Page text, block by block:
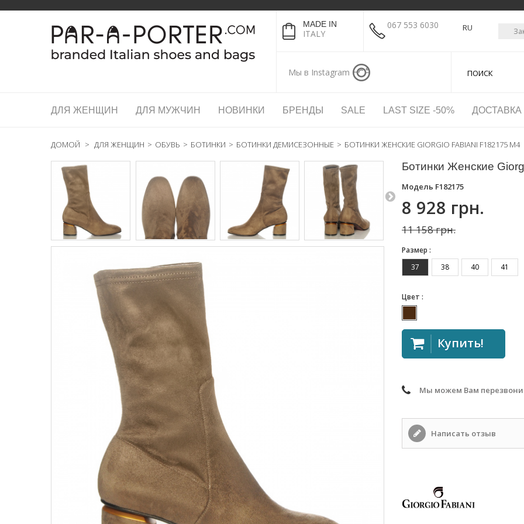
MADE IN
ITALY
067 553 6030
Мы в Instagram
RU
ДЛЯ ЖЕНЩИН ДЛЯ МУЖЧИН НОВИНКИ БРЕНДЫ SALE LAST SIZE -50%
ДОМОЙ > ДЛЯ ЖЕНЩИН > ОБУВЬ > БОТИНКИ > БОТИНКИ ДЕМИСЕЗОННЫЕ > БОТИНКИ ЖЕНСКИЕ GIORGIO FABIANI F182175 M4
Ботинки Женские
Модель F182175
8 928 грн.
11 158 грн.
Размер :
37
38 40 41
Цвет :
Купить!
Мы можем Вам
Написать отзыв